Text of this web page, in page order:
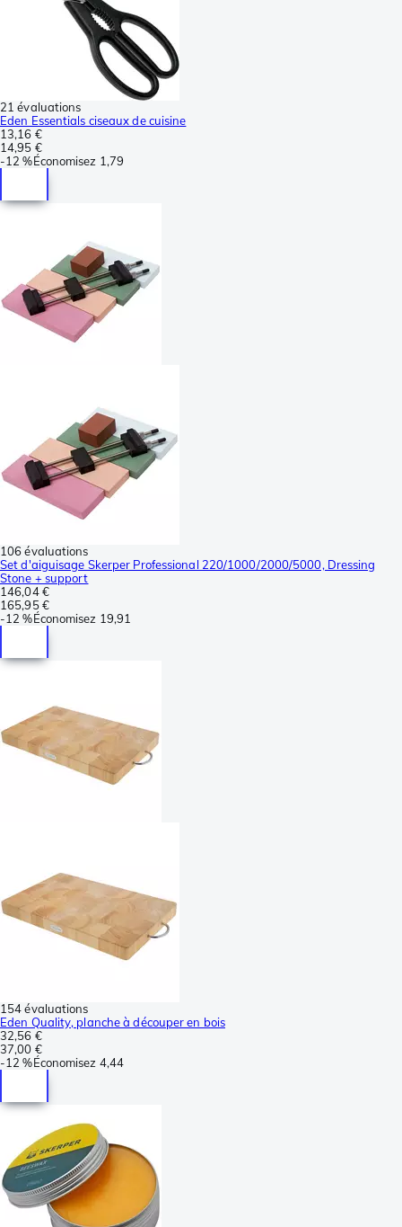
21 évaluations
Eden Essentials ciseaux de cuisine
13,16 €
14,95 €
-12 %Économisez 1,79
106 évaluations
Set d'aiguisage Skerper Professional 220/1000/2000/5000, Dressing
Stone + support
146,04 €
165,95 €
-12 %Économisez 19,91
154 évaluations
Eden Quality, planche à découper en bois
32,56 €
37,00 €
-12 %Économisez 4,44